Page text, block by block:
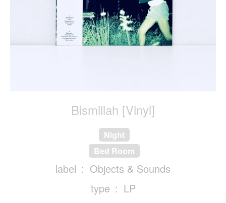
Bismillah [Vinyl]
Night
Bed Room
label
Objects & Sounds
type
LP